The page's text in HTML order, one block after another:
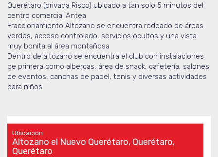
Querétaro (privada Risco) ubicado a tan solo 5 minutos del
centro comercial Antea
Fraccionamiento Altozano se encuentra rodeado de áreas
verdes, acceso controlado, servicios ocultos y una vista
muy bonita al área montañosa
Dentro de altozano se encuentra el club con instalaciones
de primera como albercas, área de snack, cafetería, salones
de eventos, canchas de padel, tenis y diversas actividades
para niños
Ubicación
Altozano el Nuevo Querétaro, Querétaro,
Querétaro